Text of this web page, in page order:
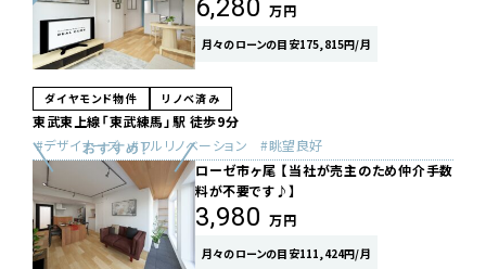
6,280 万円
月々のローンの目安175,815円/月
ダイヤモンド物件 リノベ済み
東武東上線「東武練馬」駅 徒歩9分
デザイナーズ
フルリノベーション
眺望良好
ローゼ市ヶ尾 【当社が売主のため仲介手数
料が不要です♪】
3,980 万円
月々のローンの目安111,424円/月